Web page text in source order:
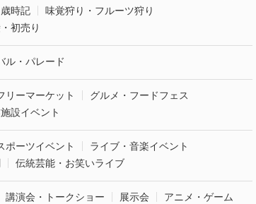
時記
味覚狩り・フルーツ狩り
初売り
ル・パレード
リーマーケット
グルメ・フードフェス
設イベント
ポーツイベント
ライブ・音楽イベント
伝統芸能・お笑いライブ
講演会・トークショー 展示会 アニメ・ゲーム